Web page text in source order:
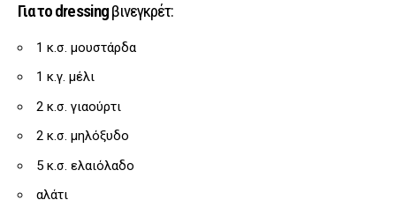
Για το dressingβινεγκρέτ:
1 κ.σ. μουστάρδα
1 κ.γ. μέλι
2 κ.σ. γιαούρτι
2 κ.σ. μηλόξυδο
5 κ.σ. ελαιόλαδο
αλάτι